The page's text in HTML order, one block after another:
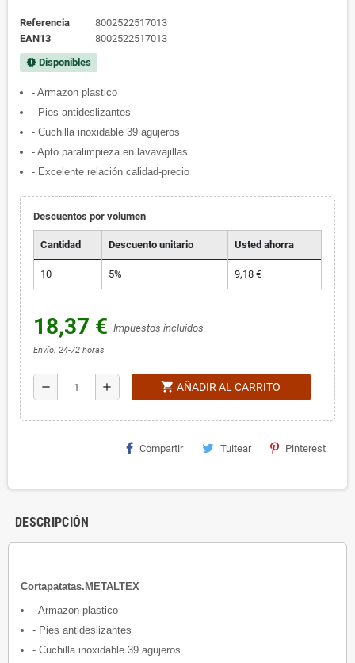
Referencia
8002522517013
EAN13
8002522517013
new_releases Disponibles
- Armazon plastico
- Pies antideslizantes
- Cuchilla inoxidable 39 agujeros
- Apto paralimpieza en lavavajillas
- Excelente relación calidad-precio
Descuentos por volumen
Cantidad Descuento unitario Usted ahorra
10 5% 9,18 €
18,37 € Impuestos incluidos
Envío: 24-72 horas
remove add shopping_cart AÑADIR AL CARRITO
Compartir Tuitear Pinterest
DESCRIPCIÓN
Cortapatatas.METALTEX
- Armazon plastico
- Pies antideslizantes
- Cuchilla inoxidable 39 agujeros